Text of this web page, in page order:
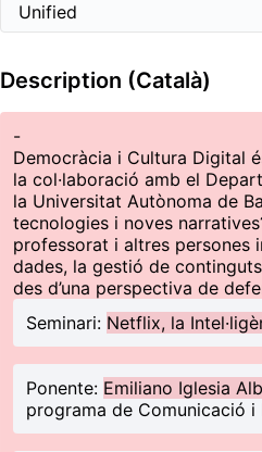
Description (Català)
-
Democràcia i Cultura Digital
la col·laboració amb el
la Universitat Autònoma de
tecnologies i noves
professorat i altres persones
dades, la gestió de
des d’una perspectiva de
Seminari: Netflix, la
Ponente: Emiliano Iglesia
programa de Comunicació